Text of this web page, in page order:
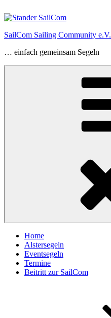
Inhalt
SailCom Sailing Community e.V.
… einfach gemeinsam Segeln
Home
Alstersegeln
Eventsegeln
Termine
Beitritt zur SailCom